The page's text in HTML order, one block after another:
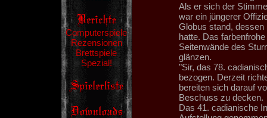
Computerspiele
Rezensionen
Brettspiele
Spezial!
Als er sich der
war ein jüngerer
Globus stand, dessen
hatte. Das
Seitenwände des
glänzen.
"Sir, das 78.
bezogen. Derzeit
bereiten sich darauf
Beschuss zu decken.
Das 41. cadianische